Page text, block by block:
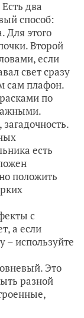
два
способ:
Для этого
Второй
если
свет сразу
сам плафон.
по
есть
положить
с
а если
– используйте
Это
разной